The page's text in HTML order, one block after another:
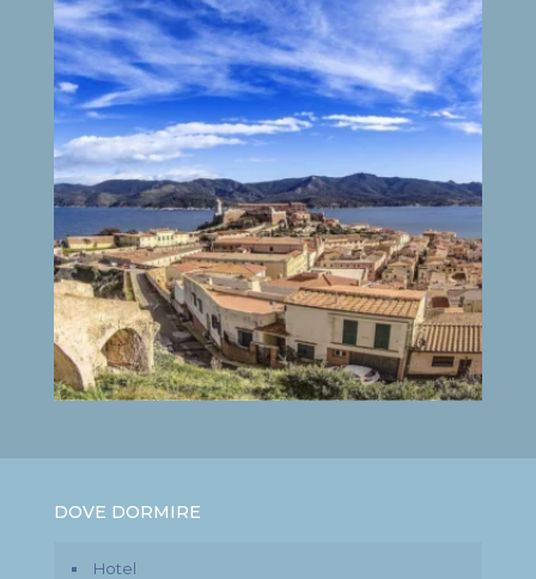
DOVE DORMIRE
Hotel